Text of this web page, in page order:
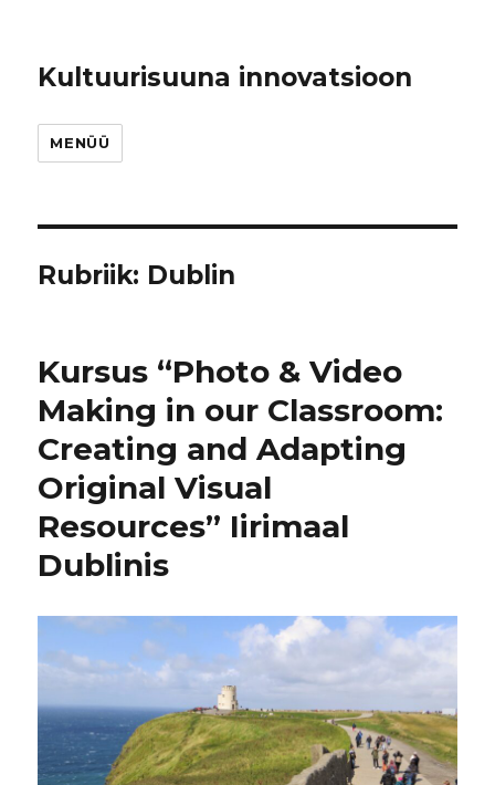
Kultuurisuuna innovatsioon
MENÜÜ
Rubriik: Dublin
Kursus “Photo & Video
Making in our Classroom:
Creating and Adapting
Original Visual
Resources” Iirimaal
Dublinis